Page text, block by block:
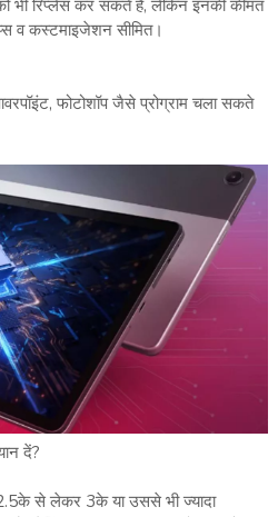
भी रिप्लेस कर सकते हैं, लेकिन इनकी कीमत
व कस्टमाइजेशन सीमित।
फोटोशॉप जैसे प्रोग्राम चला सकते
दें?
से लेकर 3के या उससे भी ज्यादा